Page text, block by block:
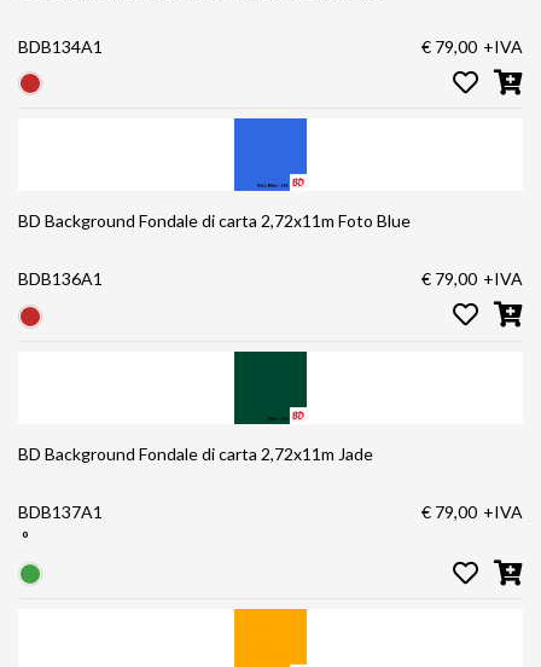
BDB134A1 € 79,00 +IVA
BD Background Fondale di carta 2,72x11m Foto Blue
BDB136A1 € 79,00 +IVA
BD Background Fondale di carta 2,72x11m Jade
BDB137A1
°
€ 79,00 +IVA